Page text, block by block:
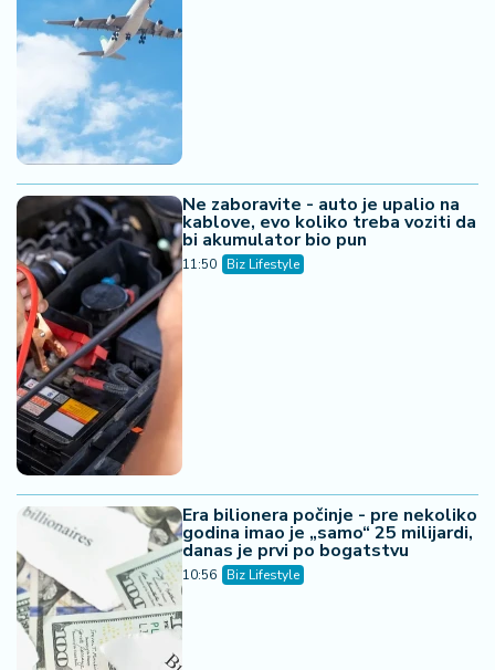
Ne zaboravite - auto je upalio na
kablove, evo koliko treba voziti da
bi akumulator bio pun
11:50 Biz Lifestyle
Era bilionera počinje - pre nekoliko
godina imao je „samo“ 25 milijardi,
danas je prvi po bogatstvu
10:56 Biz Lifestyle